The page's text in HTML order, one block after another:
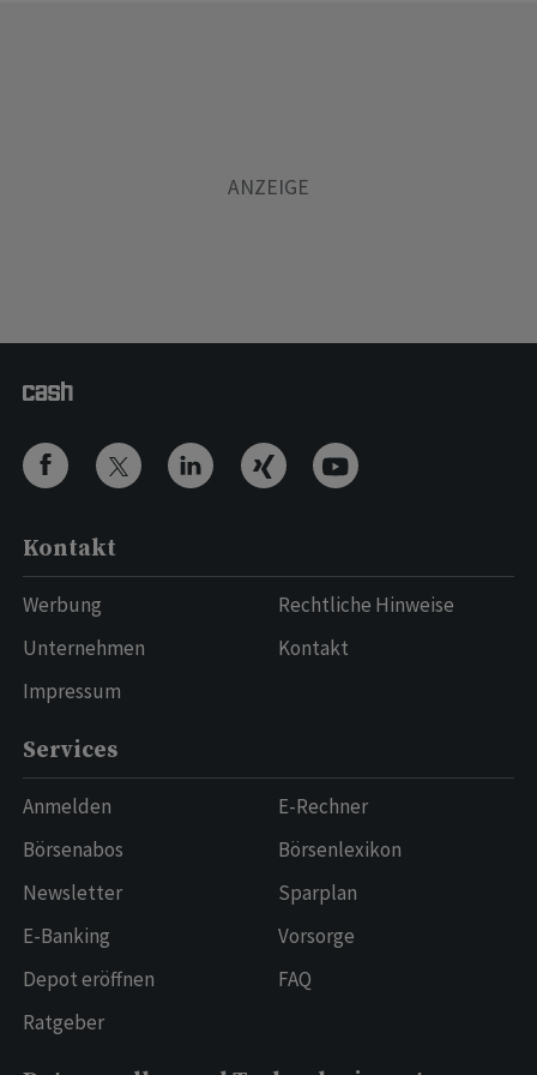
Kontakt
Werbung
Unternehmen
Impressum
Rechtliche Hinweise
Kontakt
Services
Anmelden
Börsenabos
Newsletter
E-Banking
Depot eröffnen
Ratgeber
E-Rechner
Börsenlexikon
Sparplan
Vorsorge
FAQ